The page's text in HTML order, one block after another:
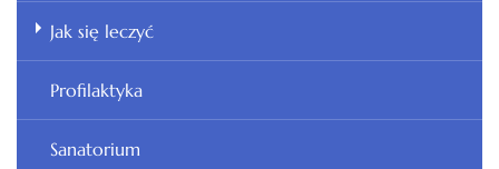
Jak się leczyć
Profilaktyka
Sanatorium